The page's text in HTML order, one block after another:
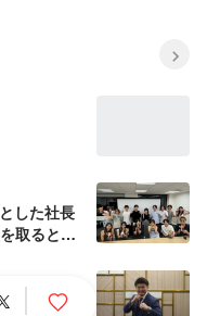
した社長
取ると決
壮絶な人